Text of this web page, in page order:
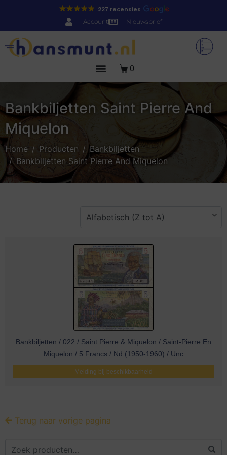
227 recensies
Account Nieuwsbrief
0
Bankbiljetten Saint Pierre And
Miquelon
Home Producten
Bankbiljetten
Bankbiljetten Saint Pierre And Miquelon
Bankbiljetten / 022 / Saint Pierre & Miquelon / Saint-Pierre En
Miquelon / 5 Francs / Nd (1950-1960) / Unc
Melding bij beschikbaarheid
Terug naar vorige pagina